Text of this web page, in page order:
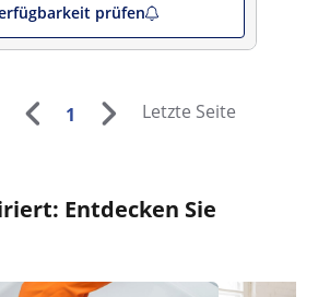
prüfen
1 Letzte Seite
Entdecken Sie